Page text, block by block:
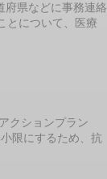
県などに事務連絡
とについて、医療
クションプラン
限にするため、抗